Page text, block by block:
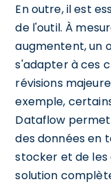
En outre, il est
de l'outil. À
augmentent, un
s'adapter à ces
révisions
exemple,
Dataflow
des données en
stocker et de les
solution